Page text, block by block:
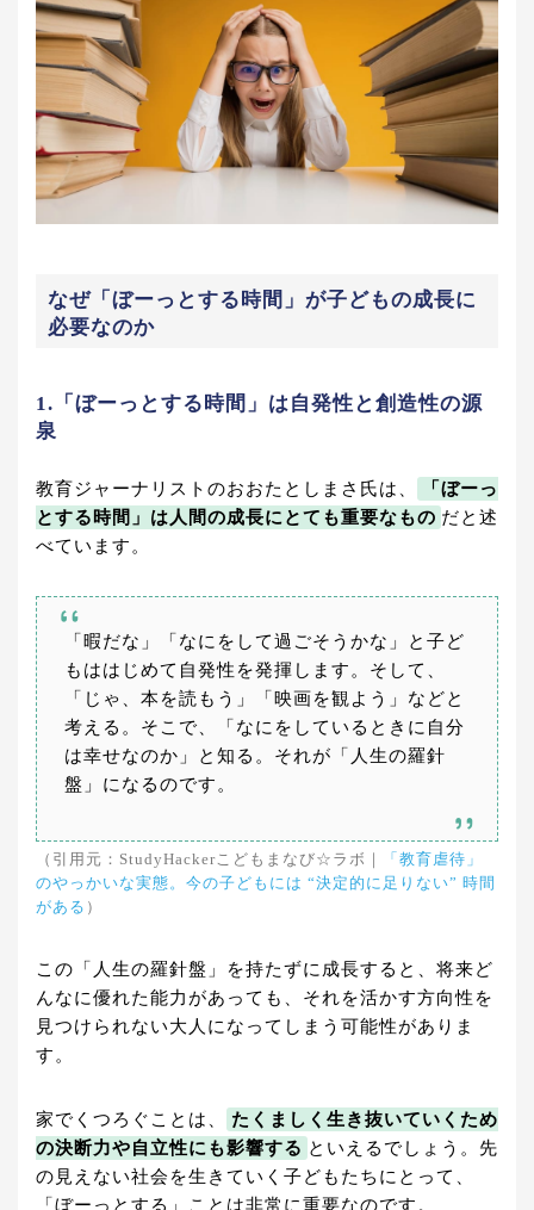
なぜ「ぼーっとする時間」が子どもの成長に
必要なのか
1.「ぼーっとする時間」は自発性と創造性の源
泉
教育ジャーナリストのおおたとしまさ氏は、
「ぼーっ
とする時間」は人間の成長にとても重要なもの だと述
べています。
「暇だな」「なにをして過ごそうかな」と子ど
もははじめて自発性を発揮します。そして、
「じゃ、本を読もう」「映画を観よう」などと
考える。そこで、「なにをしているときに自分
は幸せなのか」と知る。それが「人生の羅針
盤」になるのです。
（引用元：StudyHackerこどもまなび☆ラボ｜
「教育虐待」
のやっかいな実態。今の子どもには “決定的に足りない” 時間
がある ）
この「人生の羅針盤」を持たずに成長すると、将来ど
んなに優れた能力があっても、それを活かす方向性を
見つけられない大人になってしまう可能性がありま
す。
家でくつろぐことは、
たくましく生き抜いていくため
の決断力や自立性にも影響する といえるでしょう。先
の見えない社会を生きていく子どもたちにとって、
「ぼーっとする」ことは非常に重要なのです。